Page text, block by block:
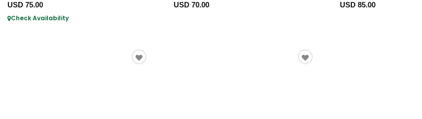
USD 75.00
Check Availability
USD 70.00 USD 85.00